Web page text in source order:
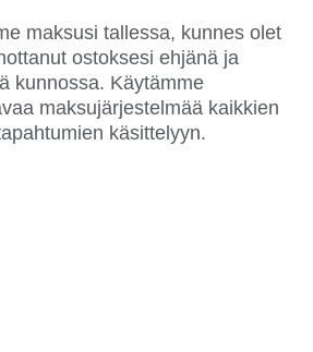
maksusi tallessa, kunnes olet
ostoksesi ehjänä ja
kunnossa. Käytämme
maksujärjestelmää kaikkien
käsittelyyn.